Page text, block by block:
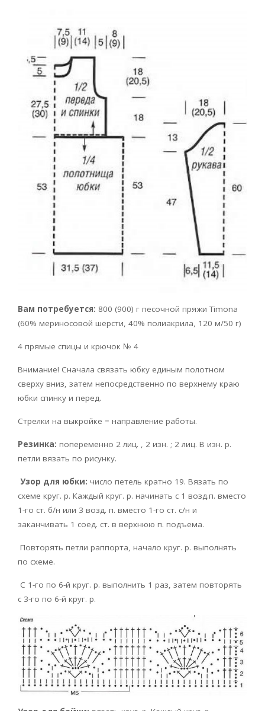
Вам потребуется: 800 (900) г песочной пряжи Timona
(60% мериносовой шерсти, 40% полиакрила, 120 м/50 г)
4 прямые спицы и крючок № 4
Внимание! Сначала связать юбку единым полотном
сверху вниз, затем непосредственно по верхнему краю
юбки спинку и перед.
Стрелки на выкройке = направление работы.
Резинка: попеременно 2 лиц. , 2 изн. ; 2 лиц. В изн. р.
петли вязать по рисунку.
Узор для юбки: число петель кратно 19. Вязать по
схеме круг. р. Каждый круг. р. начинать с 1 возд.п. вместо
1-го ст. б/н или 3 возд. п. вместо 1-го ст. с/н и
заканчивать 1 соед. ст. в верхнюю п. подъема.
Повторять петли раппорта, начало круг. р. выполнять
по схеме.
С 1-го по 6-й круг. р. выполнить 1 раз, затем повторять
с 3-го по 6-й круг. р.